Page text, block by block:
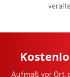
Aufmaß vor Ort,